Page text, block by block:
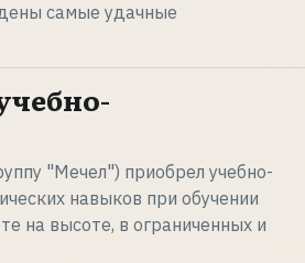
самые удачные
"Мечел") приобрел учебно-
навыков при обучении
на высоте, в ограниченных и